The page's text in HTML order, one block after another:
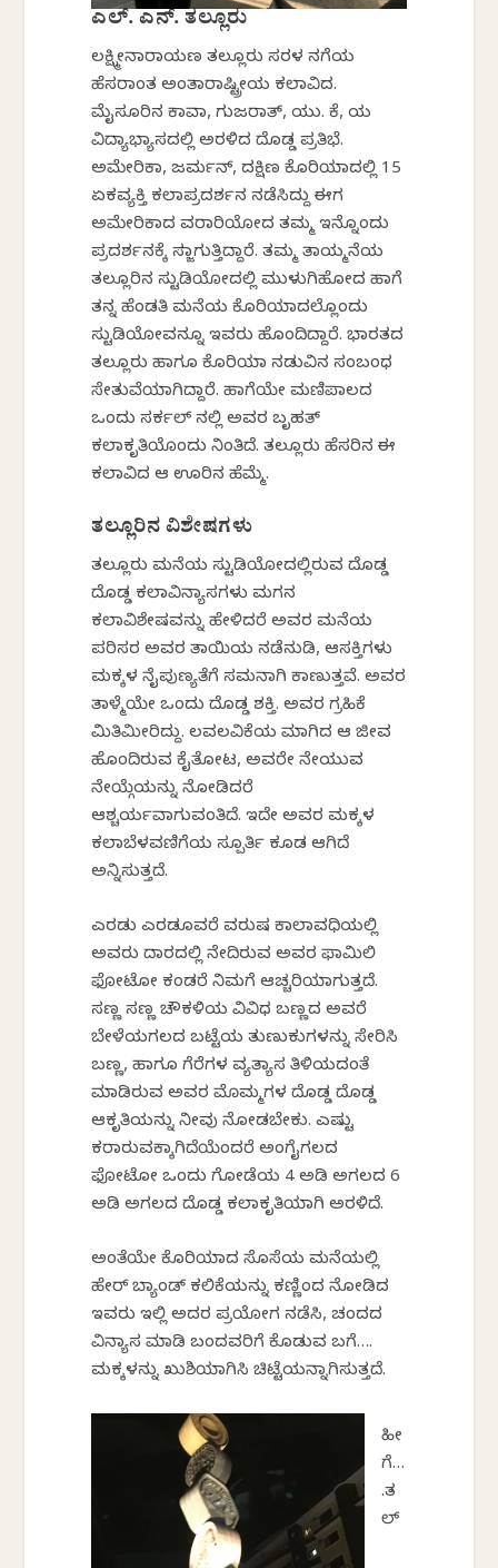
ಎಲ್. ಎನ್. ತಲ್ಲೂರು
ಲಕ್ಷ್ಮೀನಾರಾಯಣ ತಲ್ಲೂರು ಸರಳ ನಗೆಯ
ಹೆಸರಾಂತ ಅಂತಾರಾಷ್ಟ್ರೀಯ ಕಲಾವಿದ.
ಮೈಸೂರಿನ ಕಾವಾ, ಗುಜರಾತ್, ಯು. ಕೆ, ಯ
ವಿದ್ಯಾಭ್ಯಾಸದಲ್ಲಿ ಅರಳಿದ ದೊಡ್ಡ ಪ್ರತಿಭೆ.
ಅಮೇರಿಕಾ, ಜರ್ಮನ್, ದಕ್ಷಿಣ ಕೊರಿಯಾದಲ್ಲಿ 15
ಏಕವ್ಯಕ್ತಿ ಕಲಾಪ್ರದರ್ಶನ ನಡೆಸಿದ್ದು ಈಗ
ಅಮೇರಿಕಾದ ವರಾರಿಯೋದ ತಮ್ಮ ಇನ್ನೊಂದು
ಪ್ರದರ್ಶನಕ್ಕೆ ಸಜ್ಜಾಗುತ್ತಿದ್ದಾರೆ. ತಮ್ಮ ತಾಯ್ಮನೆಯ
ತಲ್ಲೂರಿನ ಸ್ಟುಡಿಯೋದಲ್ಲಿ ಮುಳುಗಿಹೋದ ಹಾಗೆ
ತನ್ನ ಹೆಂಡತಿ ಮನೆಯ ಕೊರಿಯಾದಲ್ಲೊಂದು
ಸ್ಟುಡಿಯೋವನ್ನೂ ಇವರು ಹೊಂದಿದ್ದಾರೆ. ಭಾರತದ
ತಲ್ಲೂರು ಹಾಗೂ ಕೊರಿಯಾ ನಡುವಿನ ಸಂಬಂಧ
ಸೇತುವೆಯಾಗಿದ್ದಾರೆ. ಹಾಗೆಯೇ ಮಣಿಪಾಲದ
ಒಂದು ಸರ್ಕಲ್ ನಲ್ಲಿ ಅವರ ಬೃಹತ್
ಕಲಾಕೃತಿಯೊಂದು ನಿಂತಿದೆ. ತಲ್ಲೂರು ಹೆಸರಿನ ಈ
ಕಲಾವಿದ ಆ ಊರಿನ ಹೆಮ್ಮೆ.
ತಲ್ಲೂರಿನ ವಿಶೇಷಗಳು
ತಲ್ಲೂರು ಮನೆಯ ಸ್ಟುಡಿಯೋದಲ್ಲಿರುವ ದೊಡ್ಡ
ದೊಡ್ಡ ಕಲಾವಿನ್ಯಾಸಗಳು ಮಗನ
ಕಲಾವಿಶೇಷವನ್ನು ಹೇಳಿದರೆ ಅವರ ಮನೆಯ
ಪರಿಸರ ಅವರ ತಾಯಿಯ ನಡೆನುಡಿ, ಆಸಕ್ತಿಗಳು
ಮಕ್ಕಳ ನೈಪುಣ್ಯತೆಗೆ ಸಮನಾಗಿ ಕಾಣುತ್ತವೆ. ಅವರ
ತಾಳ್ಮೆಯೇ ಒಂದು ದೊಡ್ಡ ಶಕ್ತಿ. ಅವರ ಗ್ರಹಿಕೆ
ಮಿತಿಮೀರಿದ್ದು. ಲವಲವಿಕೆಯ ಮಾಗಿದ ಆ ಜೀವ
ಹೊಂದಿರುವ ಕೈತೋಟ, ಅವರೇ ನೇಯುವ
ನೇಯ್ಗೆಯನ್ನು ನೋಡಿದರೆ
ಆಶ್ಚರ್ಯವಾಗುವಂತಿದೆ. ಇದೇ ಅವರ ಮಕ್ಕಳ
ಕಲಾಬೆಳವಣಿಗೆಯ ಸ್ಪೂರ್ತಿ ಕೂಡ ಆಗಿದೆ
ಅನ್ನಿಸುತ್ತದೆ.
ಎರಡು ಎರಡೂವರೆ ವರುಷ ಕಾಲಾವಧಿಯಲ್ಲಿ
ಅವರು ದಾರದಲ್ಲಿ ನೇದಿರುವ ಅವರ ಫಾಮಿಲಿ
ಫೋಟೋ ಕಂಡರೆ ನಿಮಗೆ ಆಚ್ಚರಿಯಾಗುತ್ತದೆ.
ಸಣ್ಣ ಸಣ್ಣ ಚೌಕಳಿಯ ವಿವಿಧ ಬಣ್ಣದ ಅವರೆ
ಬೇಳೆಯಗಲದ ಬಟ್ಟೆಯ ತುಣುಕುಗಳನ್ನು ಸೇರಿಸಿ
ಬಣ್ಣ, ಹಾಗೂ ಗೆರೆಗಳ ವ್ಯತ್ಯಾಸ ತಿಳಿಯದಂತೆ
ಮಾಡಿರುವ ಅವರ ಮೊಮ್ಮಗಳ ದೊಡ್ಡ ದೊಡ್ಡ
ಆಕೃತಿಯನ್ನು ನೀವು ನೋಡಬೇಕು. ಎಷ್ಟು
ಕರಾರುವಕ್ಕಾಗಿದೆಯೆಂದರೆ ಅಂಗೈಗಲದ
ಫೋಟೋ ಒಂದು ಗೋಡೆಯ 4 ಅಡಿ ಅಗಲದ 6
ಅಡಿ ಅಗಲದ ದೊಡ್ಡ ಕಲಾಕೃತಿಯಾಗಿ ಅರಳಿದೆ.
ಅಂತೆಯೇ ಕೊರಿಯಾದ ಸೊಸೆಯ ಮನೆಯಲ್ಲಿ
ಹೇರ್ ಬ್ಯಾಂಡ್ ಕಲಿಕೆಯನ್ನು ಕಣ್ಣಿಂದ ನೋಡಿದ
ಇವರು ಇಲ್ಲಿ ಅದರ ಪ್ರಯೋಗ ನಡೆಸಿ, ಚಂದದ
ವಿನ್ಯಾಸ ಮಾಡಿ ಬಂದವರಿಗೆ ಕೊಡುವ ಬಗೆ….
ಮಕ್ಕಳನ್ನು ಖುಶಿಯಾಗಿಸಿ ಚಿಟ್ಟೆಯನ್ನಾಗಿಸುತ್ತದೆ.
ಹೀ
ಗೆ…
.ತ
ಲ್